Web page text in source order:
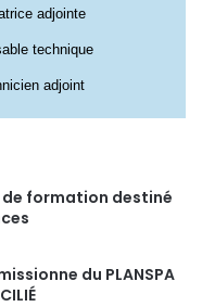
adjointe
technique
adjoint
formation destiné
du PLANSPA